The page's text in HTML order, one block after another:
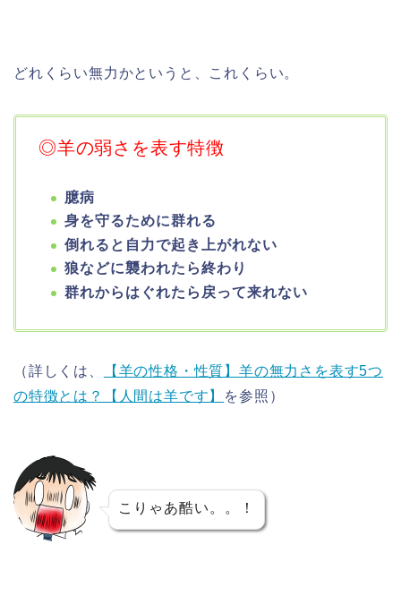
どれくらい無力かというと、これくらい。
◎羊の弱さを表す特徴
臆病
身を守るために群れる
倒れると自力で起き上がれない
狼などに襲われたら終わり
群れからはぐれたら戻って来れない
（詳しくは、
【羊の性格・性質】羊の無力さを表す5つ
の特徴とは？【人間は羊です】
を参照）
こりゃあ酷い。。！